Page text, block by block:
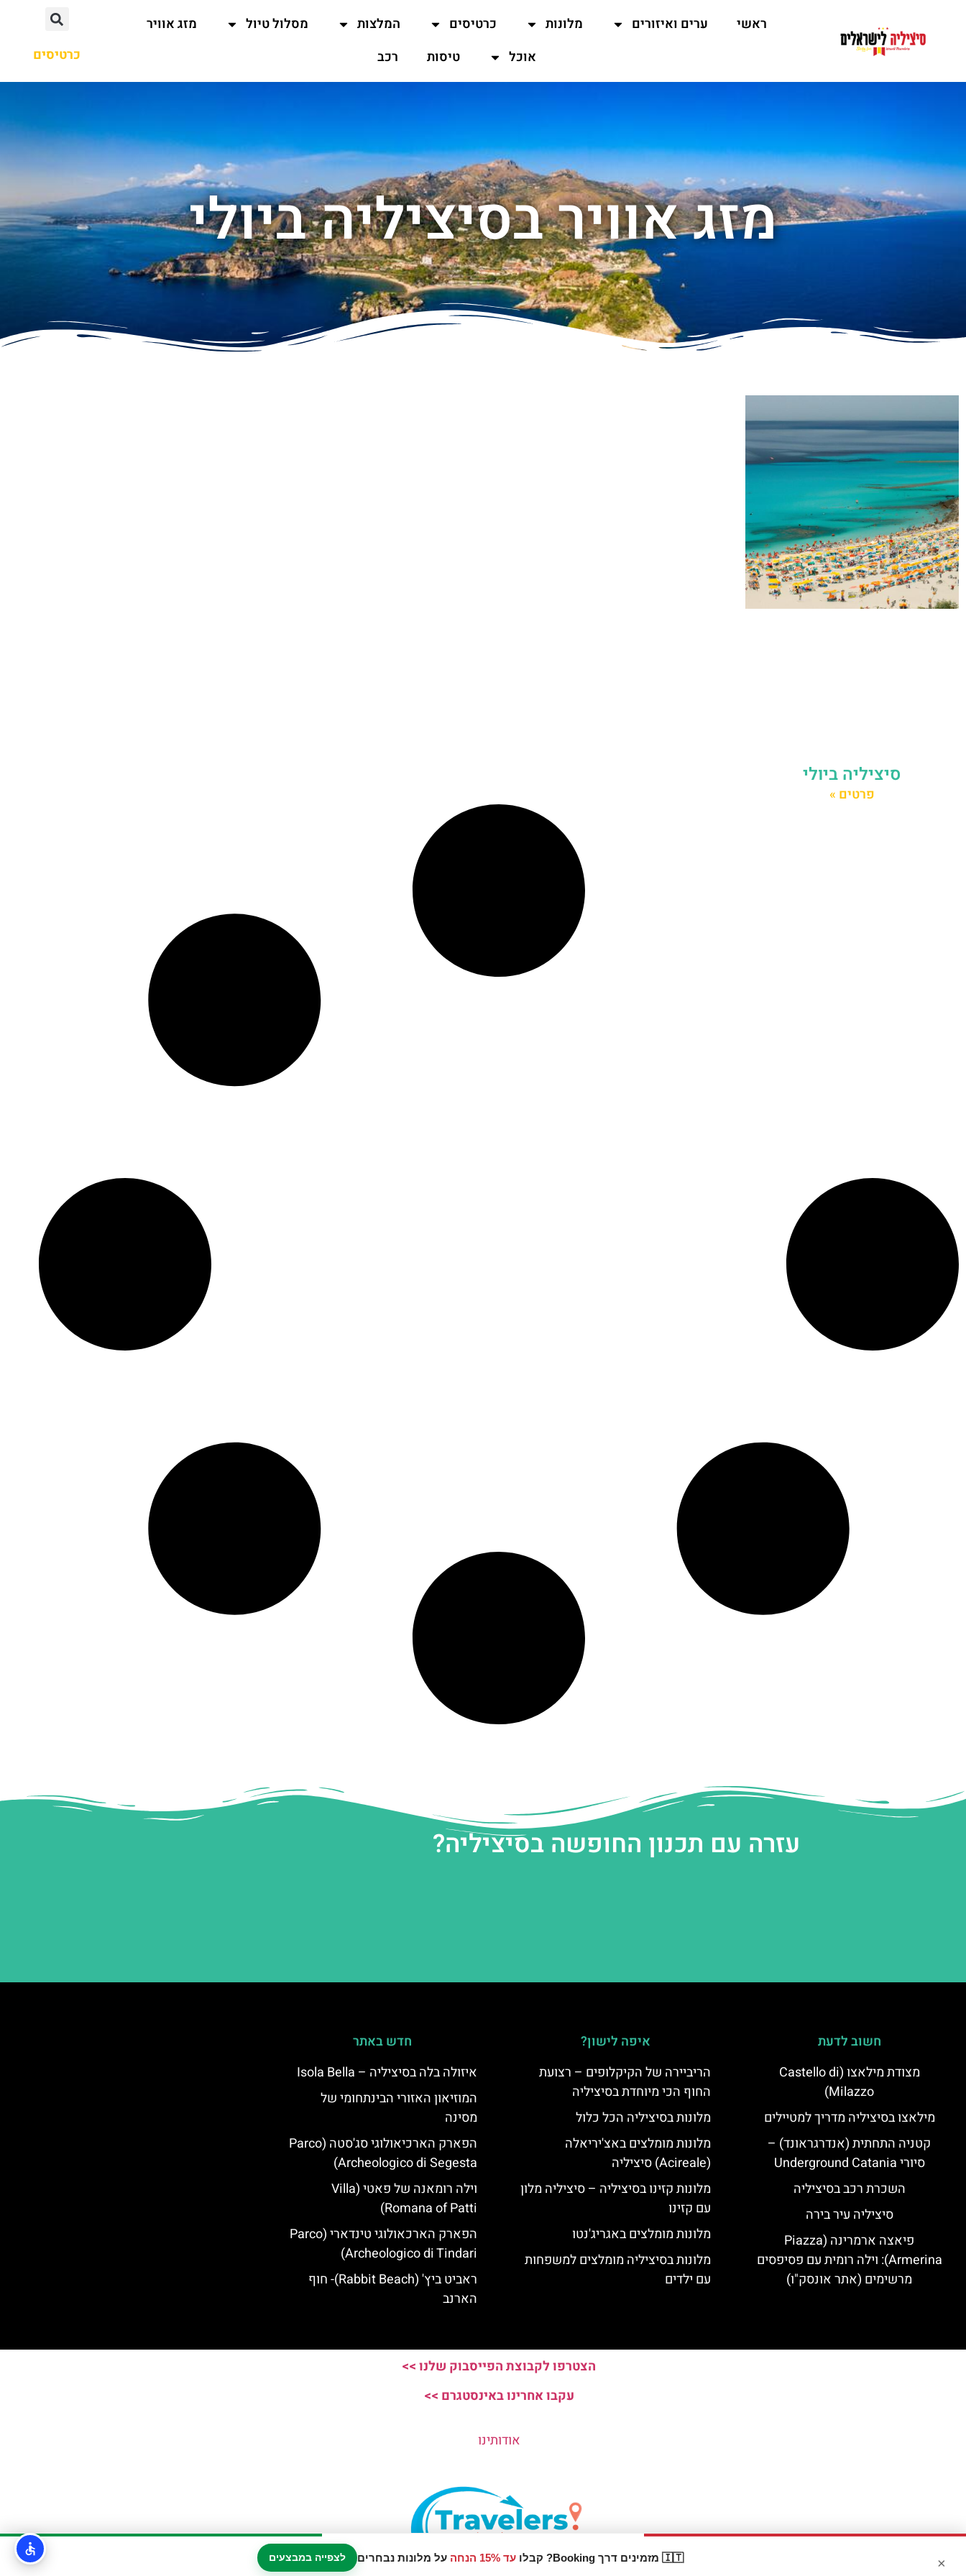
🇮🇹 מזמינים דרך Booking? קבלו עד 15% הנחה על מלונות נבחרים לצפייה במבצעים ×
ראשי ערים ואיזורים מלונות כרטיסים המלצות מסלול טיול
מזג אוויר
אוכל
טיסות רכב כרטיסים
מזג אוויר בסיציליה ביולי
סיציליה ביולי
פרטים »
עזרה עם תכנון החופשה בסיציליה?
חשוב לדעת
מצודת מילאצו (Castello di
Milazzo)
מילאצו בסיציליה מדריך למטיילים
קטניה התחתית (אנדרגראונד) –
סיורי Underground Catania
השכרת רכב בסיציליה
סיציליה עיר בירה
פיאצה ארמרינה (Piazza
Armerina): וילה רומית עם פסיפסים
מרשימים (אתר אונסק"ו)
איפה לישון?
הריביירה של הקיקלופים – רצועת
החוף הכי מיוחדת בסיציליה
מלונות בסיציליה הכל כלול
מלונות מומלצים באצ'יריאלה
(Acireale) סיציליה
מלונות קזינו בסיציליה – סיציליה מלון
עם קזינו
מלונות מומלצים באגריג'נטו
מלונות בסיציליה מומלצים למשפחות
עם ילדים
חדש באתר
איזולה בלה בסיציליה – Isola Bella
המוזיאון האזורי הבינתחומי של
מסינה
הפארק הארכיאולוגי סג'סטה (Parco
Archeologico di Segesta)
וילה רומאנה של פאטי (Villa
Romana of Patti)
הפארק הארכאולוגי טינדארי (Parco
Archeologico di Tindari)
ראביט ביץ' (Rabbit Beach)- חוף
הארנב
הצטרפו לקבוצת הפייסבוק שלנו >>
עקבו אחרינו באינסטגרם >>
אודותינו